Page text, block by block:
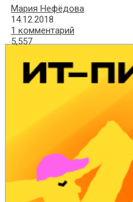
Мария Нефёдова
14.12.2018
1 комментарий
5,557